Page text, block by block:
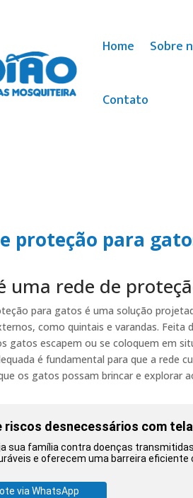
Home Sobre
Contato
proteção para
uma rede de
para gatos é uma solução
como quintais e varandas. Feita
gatos escapem ou se coloquem em
é fundamental para que a rede
os gatos possam brincar e explorar
riscos desnecessários com
sua família contra doenças
e oferecem uma barreira eficiente
via WhatsApp